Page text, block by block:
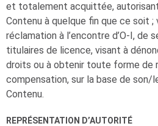
et totalement acquittée,
Contenu à quelque fin que ce soit
réclamation à l’encontre d’O-I, de
titulaires de licence, visant à
droits ou à obtenir toute forme de
compensation, sur la base de son/
Contenu.
REPRÉSENTATION D’AUTORITÉ